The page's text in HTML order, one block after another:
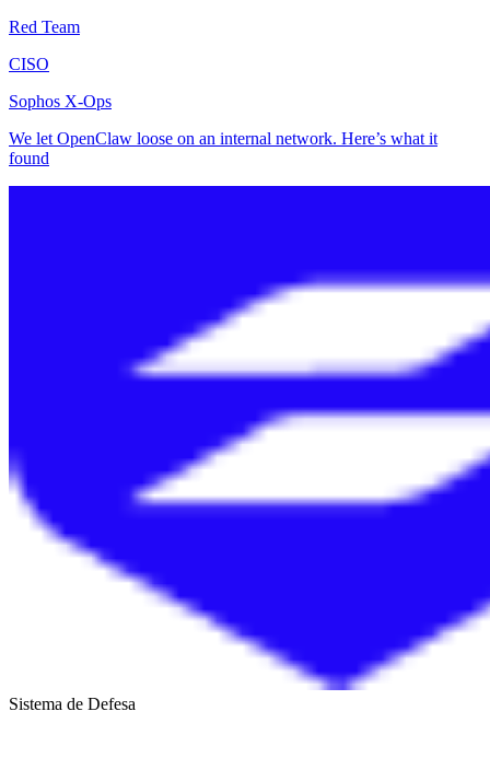
Red Team
CISO
Sophos X-Ops
We let OpenClaw loose on an internal network. Here’s what it
found
Sistema de Defesa